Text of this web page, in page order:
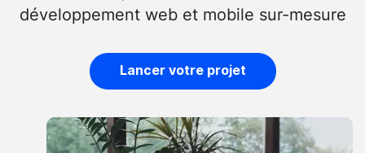
développement web et mobile sur-mesure
Lancer votre projet